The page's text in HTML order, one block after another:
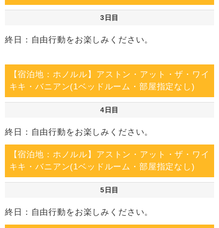
3日目
終日：自由行動をお楽しみください。
【宿泊地：ホノルル】アストン・アット・ザ・ワイ
キキ・バニアン(1ベッドルーム・部屋指定なし)
4日目
終日：自由行動をお楽しみください。
【宿泊地：ホノルル】アストン・アット・ザ・ワイ
キキ・バニアン(1ベッドルーム・部屋指定なし)
5日目
終日：自由行動をお楽しみください。